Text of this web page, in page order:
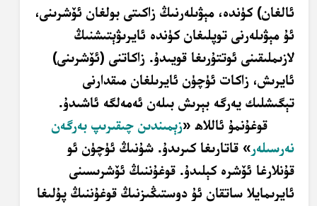
ئالغان) كۈندە، مېۋىلەرنىڭ زاكىتى بولغان ئۆشرىنى،
ئۇ مېۋىلەرنى توپلىغان كۈندە ئايرىۋېتىشنىڭ
لازىملىقىنى ئوتتۇرىغا قويىدۇ. زاكاتنى (ئۆشرىنى)
ئايرىش، زاكات ئۈچۈن ئايرىلغان مىقدارنى
تېگىشلىك يەرگە بېرىش بىلەن ئەمەلگە ئاشىدۇ.
قوغۇنمۇ ئاللاھ «زېمىندىن چىقىرىپ بەرگەن
نەرسىلەر» قاتارىغا كىرىدۇ. شۇنىڭ ئۈچۈن ئو
قۇنلارغا ئۆشرە كېلىدۇ. قوغۇننىڭ ئۆشرىسىنى
ئايرىمايلا ساتقان ئۇ دوستىڭىزنىڭ قوغۇننىڭ پۇلىغا